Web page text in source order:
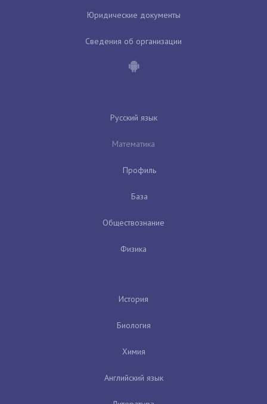
Юридические документы
Сведения об организации
Русский язык
Математика
Профиль
База
Обществознание
Физика
История
Биология
Химия
Английский язык